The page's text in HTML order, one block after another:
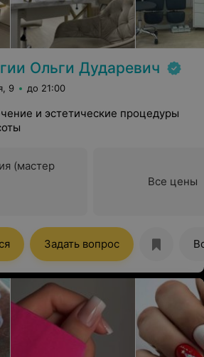
Ольги Дударевич
9 до 21:00
и эстетические процедуры
(мастер
Все цены
Задать вопрос